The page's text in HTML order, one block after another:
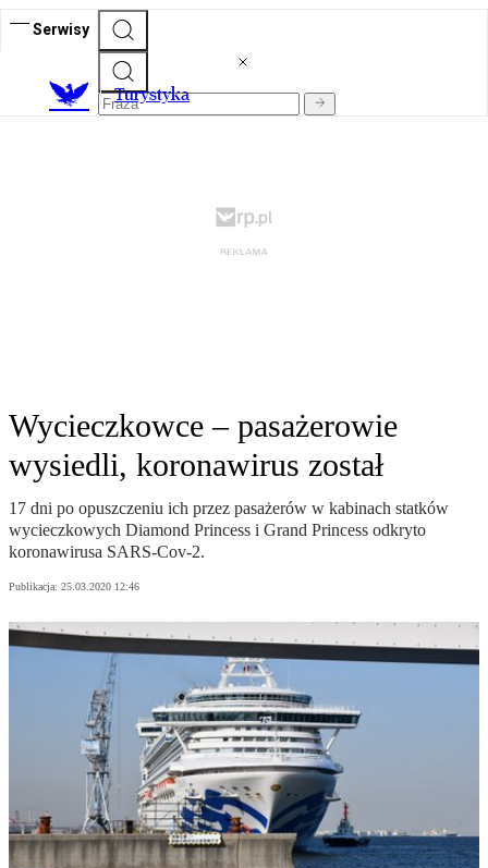
Serwisy
Turystyka
Wycieczkowce – pasażerowie
wysiedli, koronawirus został
17 dni po opuszczeniu ich przez pasażerów w kabinach statków
wycieczkowych Diamond Princess i Grand Princess odkryto
koronawirusa SARS-Cov-2.
Publikacja: 25.03.2020 12:46